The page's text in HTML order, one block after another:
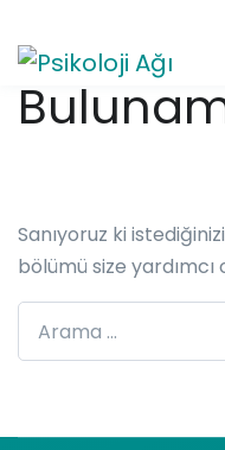
Hiçbir Şey
Sanıyoruz ki
bölümü size yardımcı
Arama: